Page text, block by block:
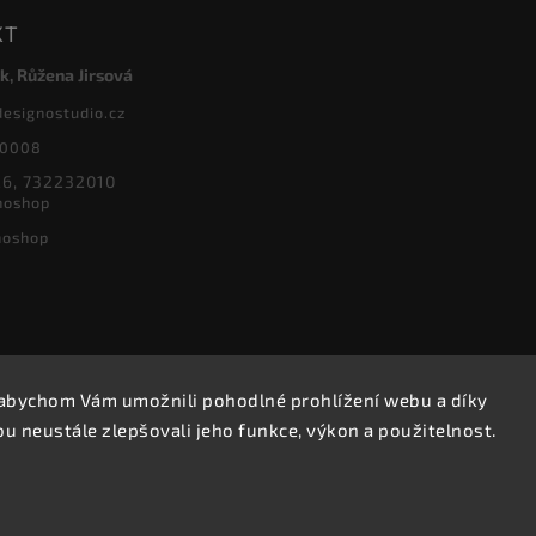
Vám umožnili pohodlné prohlížení webu a díky
neustále zlepšovali jeho funkce, výkon a použitelnost.
Růžena Jirsová
732232010
Copyright 2026Designoshop. Všechna práva vyhrazena.
Upravit nastavení cookies